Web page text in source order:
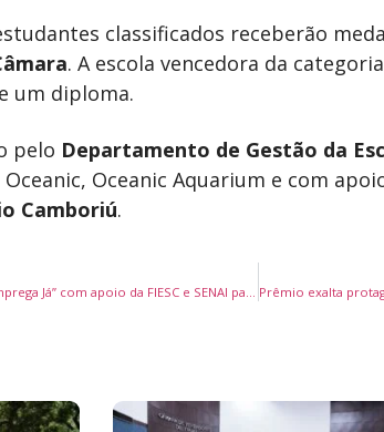
classificados receberão
. A escola vencedora da categoria
um diploma.
pelo Departamento de Gestão da
Oceanic Aquarium e com
Camboriú.
Bombinhas lança programa “Emprega Já” com apoio da FIESC e SENAI para impulsionar qualificação e geração de empregos